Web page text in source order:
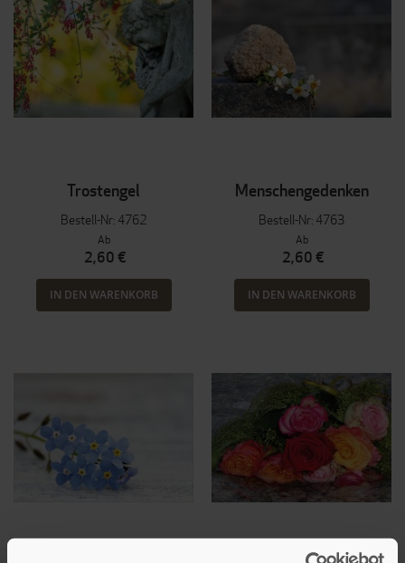
Trostengel
Bestell-Nr: 4762
Ab
2,60 €
IN DEN WARENKORB
Menschengedenken
Bestell-Nr: 4763
Ab
2,60 €
IN DEN WARENKORB